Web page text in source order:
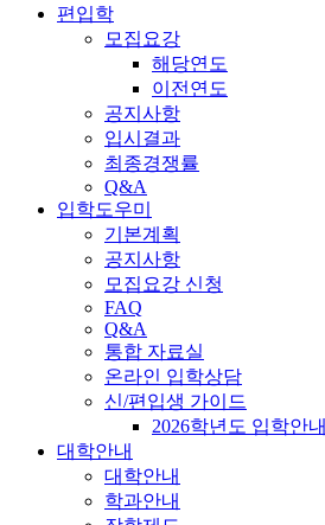
편입학
모집요강
해당연도
이전연도
공지사항
입시결과
최종경쟁률
Q&A
입학도우미
기본계획
공지사항
모집요강 신청
FAQ
Q&A
통합 자료실
온라인 입학상담
신/편입생 가이드
2026학년도 입학안내
대학안내
대학안내
학과안내